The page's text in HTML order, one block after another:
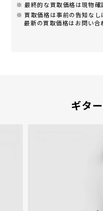
※ 最終的な買取価格は現物確
※ 買取価格は事前の告知なし
最新の買取価格はお問い合
ギタ